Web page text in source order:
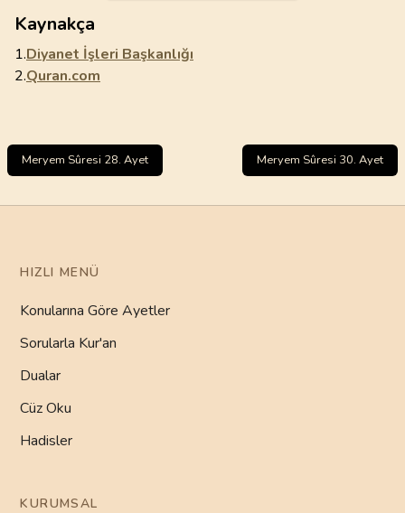
Kaynakça
1.Diyanet İşleri Başkanlığı
2.Quran.com
Meryem Sûresi 28. Ayet Meryem Sûresi 30. Ayet
HIZLI MENÜ
Konularına Göre Ayetler
Sorularla Kur'an
Dualar
Cüz Oku
Hadisler
KURUMSAL